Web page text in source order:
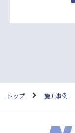
トップ 施工事例